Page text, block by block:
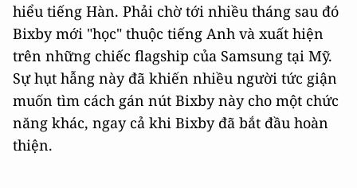
hiểu tiếng Hàn. Phải chờ tới nhiều tháng sau đó
Bixby mới "học" thuộc tiếng Anh và xuất hiện
trên những chiếc flagship của Samsung tại Mỹ.
Sự hụt hẫng này đã khiến nhiều người tức giận
muốn tìm cách gán nút Bixby này cho một chức
năng khác, ngay cả khi Bixby đã bắt đầu hoàn
thiện.